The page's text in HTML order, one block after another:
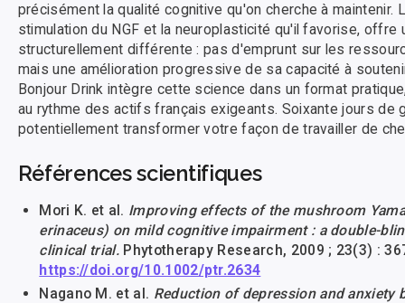
précisément la qualité cognitive qu'on cherche à maintenir.
stimulation du NGF et la neuroplasticité qu'il favorise, offre
structurellement différente : pas d'emprunt sur les
mais une amélioration progressive de sa capacité à
Bonjour Drink intègre cette science dans un format
au rythme des actifs français exigeants. Soixante jours de
potentiellement transformer votre façon de travailler de
Références scientifiques
Mori K. et al. Improving effects of the mushroom
erinaceus) on mild cognitive impairment : a double-
clinical trial. Phytotherapy Research, 2009 ; 23(3) :
https://doi.org/10.1002/ptr.2634
Nagano M. et al. Reduction of depression and anxiety